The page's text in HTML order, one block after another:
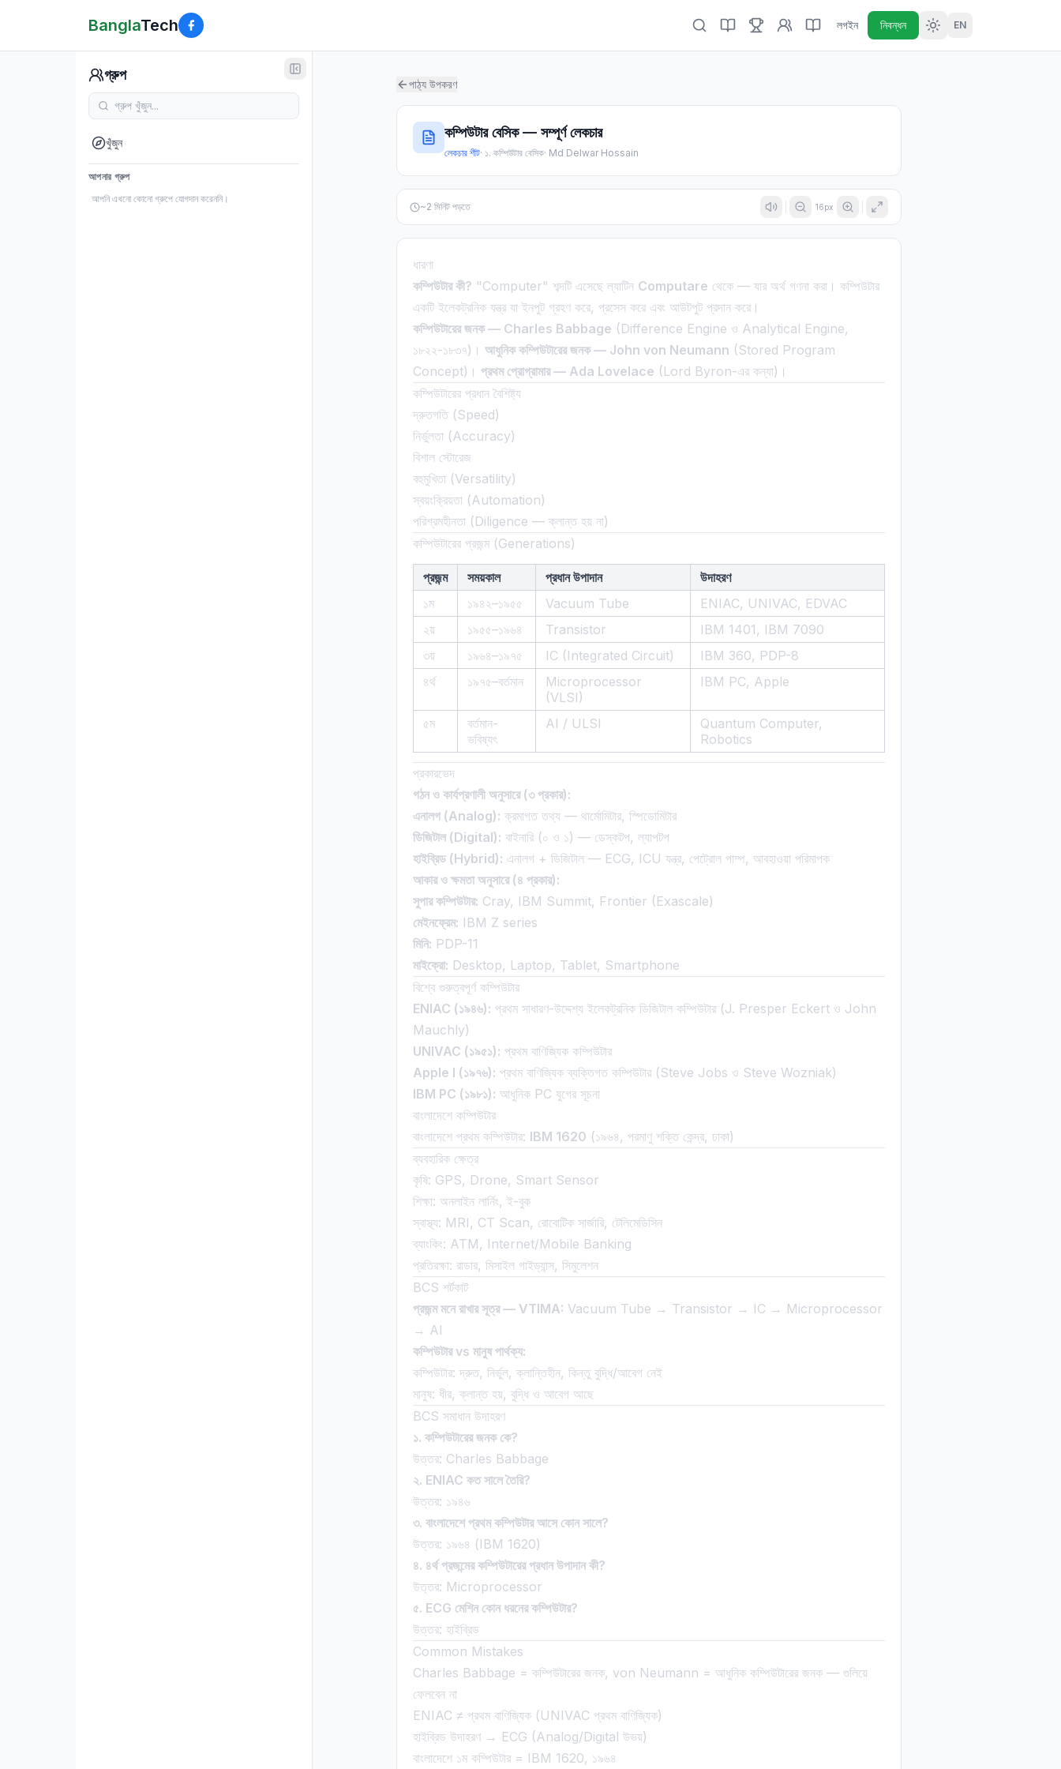
BanglaTech লগইন নিবন্ধন EN
গ্রুপ
খুঁজুন
আপনার গ্রুপ
আপনি এখনো কোনো গ্রুপে যোগদান করেননি।
পাঠ্য উপকরণ
কম্পিউটার বেসিক — সম্পূর্ণ লেকচার
লেকচার শীট· ১. কম্পিউটার বেসিক· Md Delwar Hossain
~2 মিনিট পড়তে 16px
ধারণা
কম্পিউটার কী? "Computer" শব্দটি এসেছে ল্যাটিন Computare থেকে — যার অর্থ গণনা করা। কম্পিউটার
একটি ইলেকট্রনিক যন্ত্র যা ইনপুট গ্রহণ করে, প্রসেস করে এবং আউটপুট প্রদান করে।
কম্পিউটারের জনক — Charles Babbage (Difference Engine ও Analytical Engine,
১৮২২-১৮৩৭)। আধুনিক কম্পিউটারের জনক — John von Neumann (Stored Program
Concept)। প্রথম প্রোগ্রামার — Ada Lovelace (Lord Byron-এর কন্যা)।
কম্পিউটারের প্রধান বৈশিষ্ট্য
দ্রুতগতি (Speed)
নির্ভুলতা (Accuracy)
বিশাল স্টোরেজ
বহুমুখিতা (Versatility)
স্বয়ংক্রিয়তা (Automation)
পরিশ্রমহীনতা (Diligence — ক্লান্ত হয় না)
কম্পিউটারের প্রজন্ম (Generations)
প্রজন্ম সময়কাল প্রধান উপাদান
উদাহরণ
১ম
১৯৪২–১৯৫৫ Vacuum Tube
ENIAC, UNIVAC, EDVAC
২য়
১৯৫৫–১৯৬৪ Transistor
IBM 1401, IBM 7090
৩য়
১৯৬৪–১৯৭৫ IC (Integrated Circuit)
IBM 360, PDP-8
৪র্থ
১৯৭৫–বর্তমান
Microprocessor
(VLSI)
IBM PC, Apple
৫ম
বর্তমান-
ভবিষ্যৎ
AI / ULSI
Quantum Computer,
Robotics
প্রকারভেদ
গঠন ও কার্যপ্রণালী অনুসারে (৩ প্রকার):
এনালগ (Analog): ক্রমাগত তথ্য — থার্মোমিটার, স্পিডোমিটার
ডিজিটাল (Digital): বাইনারি (০ ও ১) — ডেস্কটপ, ল্যাপটপ
হাইব্রিড (Hybrid): এনালগ + ডিজিটাল — ECG, ICU যন্ত্র, পেট্রোল পাম্প, আবহাওয়া পরিমাপক
আকার ও ক্ষমতা অনুসারে (৪ প্রকার):
সুপার কম্পিউটার: Cray, IBM Summit, Frontier (Exascale)
মেইনফ্রেম: IBM Z series
মিনি: PDP-11
মাইক্রো: Desktop, Laptop, Tablet, Smartphone
বিশ্বে গুরুত্বপূর্ণ কম্পিউটার
ENIAC (১৯৪৬): প্রথম সাধারণ-উদ্দেশ্য ইলেকট্রনিক ডিজিটাল কম্পিউটার (J. Presper Eckert ও John
Mauchly)
UNIVAC (১৯৫১): প্রথম বাণিজ্যিক কম্পিউটার
Apple I (১৯৭৬): প্রথম বাণিজ্যিক ব্যক্তিগত কম্পিউটার (Steve Jobs ও Steve Wozniak)
IBM PC (১৯৮১): আধুনিক PC যুগের সূচনা
বাংলাদেশে কম্পিউটার
বাংলাদেশে প্রথম কম্পিউটার: IBM 1620 (১৯৬৪, পরমাণু শক্তি কেন্দ্র, ঢাকা)
ব্যবহারিক ক্ষেত্র
কৃষি: GPS, Drone, Smart Sensor
শিক্ষা: অনলাইন লার্নিং, ই-বুক
স্বাস্থ্য: MRI, CT Scan, রোবোটিক সার্জারি, টেলিমেডিসিন
ব্যাংকিং: ATM, Internet/Mobile Banking
প্রতিরক্ষা: রাডার, মিসাইল গাইড্যান্স, সিমুলেশন
BCS শর্টকাট
প্রজন্ম মনে রাখার সূত্র — VTIMA: Vacuum Tube → Transistor → IC → Microprocessor
→ AI
কম্পিউটার vs মানুষ পার্থক্য:
কম্পিউটার: দ্রুত, নির্ভুল, ক্লান্তিহীন, কিন্তু বুদ্ধি/আবেগ নেই
মানুষ: ধীর, ক্লান্ত হয়, বুদ্ধি ও আবেগ আছে
BCS সমাধান উদাহরণ
১. কম্পিউটারের জনক কে?
উত্তর: Charles Babbage
২. ENIAC কত সালে তৈরি?
উত্তর: ১৯৪৬
৩. বাংলাদেশে প্রথম কম্পিউটার আসে কোন সালে?
উত্তর: ১৯৬৪ (IBM 1620)
৪. ৪র্থ প্রজন্মের কম্পিউটারের প্রধান উপাদান কী?
উত্তর: Microprocessor
৫. ECG মেশিন কোন ধরনের কম্পিউটার?
উত্তর: হাইব্রিড
Common Mistakes
Charles Babbage = কম্পিউটারের জনক, von Neumann = আধুনিক কম্পিউটারের জনক — গুলিয়ে
ফেলবেন না
ENIAC ≠ প্রথম বাণিজ্যিক (UNIVAC প্রথম বাণিজ্যিক)
হাইব্রিড উদাহরণ → ECG (Analog/Digital উভয়)
বাংলাদেশে ১ম কম্পিউটার = IBM 1620, ১৯৬৪